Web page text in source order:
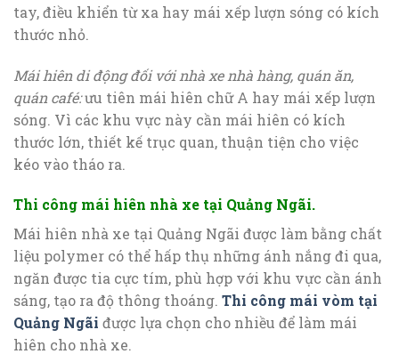
tay, điều khiển từ xa hay mái xếp lượn sóng có kích
thước nhỏ.
Mái hiên di động đối với nhà xe nhà hàng, quán ăn,
quán café:ưu tiên mái hiên chữ A hay mái xếp lượn
sóng. Vì các khu vực này cần mái hiên có kích
thước lớn, thiết kế trục quan, thuận tiện cho việc
kéo vào tháo ra.
Thi công mái hiên nhà xe tại Quảng Ngãi.
Mái hiên nhà xe tại Quảng Ngãi được làm bằng chất
liệu polymer có thể hấp thụ những ánh nắng đi qua,
ngăn được tia cực tím, phù hợp với khu vực cần ánh
sáng, tạo ra độ thông thoáng. Thi công mái vòm tại
Quảng Ngãi được lựa chọn cho nhiều để làm mái
hiên cho nhà xe.